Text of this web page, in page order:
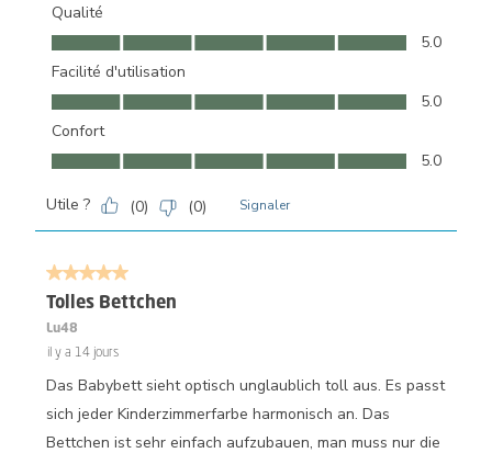
Qualité
Qualité, 5.0 sur 5
5.0
Facilité d'utilisation
Facilité d'utilisation, 5.0 sur 5
5.0
Confort
Confort, 5.0 sur 5
5.0
Utile ? (0) (0) Signaler
5 sur 5 étoiles.
Tolles Bettchen
Lu48
il y a 14 jours
Das Babybett sieht optisch unglaublich toll aus. Es passt
sich jeder Kinderzimmerfarbe harmonisch an. Das
Bettchen ist sehr einfach aufzubauen, man muss nur die